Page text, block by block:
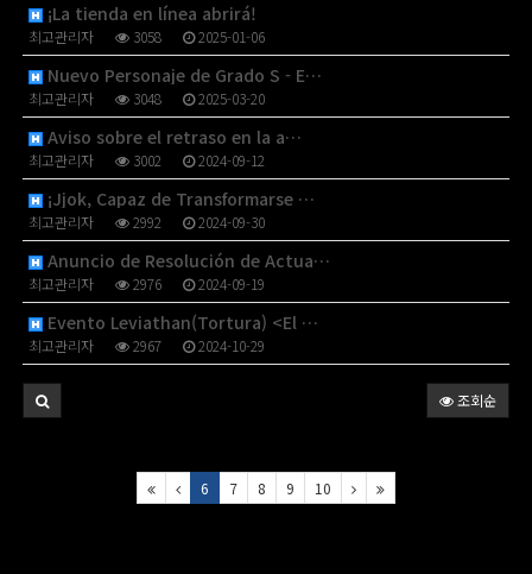
¡La tienda en línea abrirá!
최고관리자 3058 2025-01-06
Nuevo Personaje de Grado S - E…
최고관리자 3048 2025-03-20
Aviso sobre el retraso en la a…
최고관리자 3002 2024-09-12
¡Jjok, Capaz de Transformarse …
최고관리자 2992 2024-09-30
Anuncio de Resolución de Actua…
최고관리자 2976 2024-09-19
Evento Leviathan(Tortura) <El …
최고관리자 2967 2024-10-29
조회순
6 7 8 9 10